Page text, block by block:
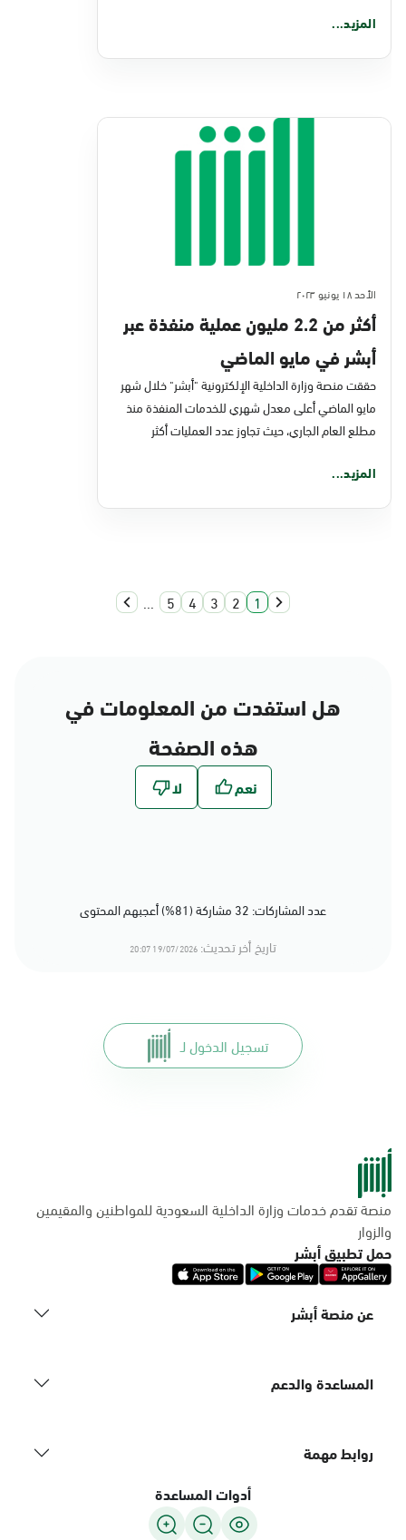
المزيد...
الأحد ١٨ يونيو ٢٠٢٣
أكثر من 2.2 مليون عملية منفذة عبر
أبشر في مايو الماضي
حققت منصة وزارة الداخلية الإلكترونية "أبشر" خلال شهر
مايو الماضي أعلى معدل شهري للخدمات المنفذة منذ
مطلع العام الجاري، حيث تجاوز عدد العمليات أكثر
المزيد...
1
2
3
4
5
...
هل استفدت من المعلومات في
هذه الصفحة
عدد المشاركات: 32 مشاركة (81%) أعجبهم المحتوى
تاريخ أخر تحديث: 19/07/2026 20:07
تسجيل الدخول لـ
منصة تقدم خدمات وزارة الداخلية السعودية للمواطنين والمقيمين
والزوار
حمل تطبيق أبشر
عن منصة أبشر
المساعدة والدعم
روابط مهمة
أدوات المساعدة